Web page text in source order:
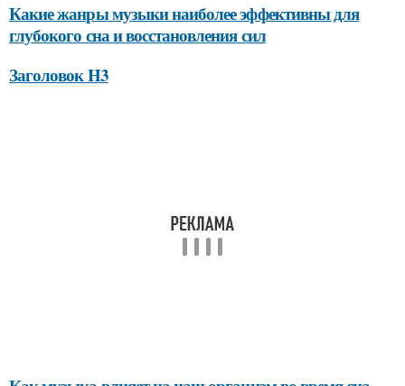
Какие жанры музыки наиболее эффективны для
глубокого сна и восстановления сил
Заголовок H3